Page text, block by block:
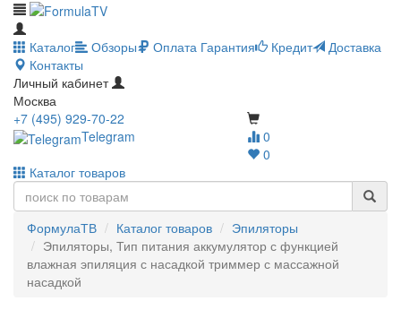
Каталог Обзоры Оплата Гарантия Кредит
Доставка
Контакты
Личный кабинет
Москва
0
0
+7 (495) 929-70-22
Telegram
Каталог товаров
ФормулаТВ Каталог товаров
Эпиляторы
Эпиляторы, Тип питания аккумулятор с функцией
влажная эпиляция с насадкой триммер с массажной
насадкой